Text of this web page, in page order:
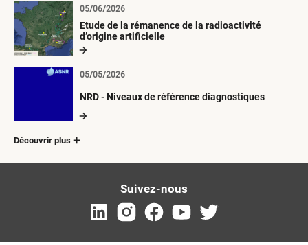
Etude de la rémanence de la radioactivité
d’origine artificielle
05/06/2026
NRD - Niveaux de référence diagnostiques
05/05/2026
Découvrir plus
Suivez-nous